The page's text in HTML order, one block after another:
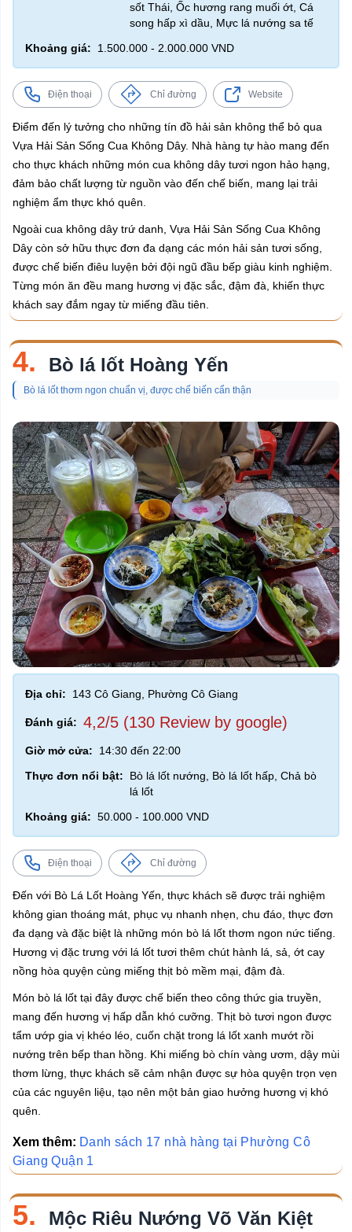
sốt Thái, Ốc hương rang muối ớt, Cá
song hấp xì dầu, Mực lá nướng sa tế
Khoảng giá:
1.500.000 - 2.000.000 VND
Điện thoại Chỉ đường Website
Điểm đến lý tưởng cho những tín đồ hải sản không thể bỏ qua
Vựa Hải Sản Sống Cua Không Dây. Nhà hàng tự hào mang đến
cho thực khách những món cua không dây tươi ngon hảo hạng,
đảm bảo chất lượng từ nguồn vào đến chế biến, mang lại trải
nghiệm ẩm thực khó quên.
Ngoài cua không dây trứ danh, Vựa Hải Sản Sống Cua Không
Dây còn sở hữu thực đơn đa dạng các món hải sản tươi sống,
được chế biến điêu luyện bởi đội ngũ đầu bếp giàu kinh nghiệm.
Từng món ăn đều mang hương vị đặc sắc, đậm đà, khiến thực
khách say đắm ngay từ miếng đầu tiên.
4. Bò lá lốt Hoàng Yến
Bò lá lốt thơm ngon chuẩn vị, được chế biến cẩn thận
Địa chỉ: 143 Cô Giang, Phường Cô Giang
Đánh giá: 4,2/5 (130 Review by google)
Giờ mở cửa:
14:30 đến 22:00
Thực đơn nổi bật:
Bò lá lốt nướng, Bò lá lốt hấp, Chả bò
lá lốt
Khoảng giá: 50.000 - 100.000 VND
Điện thoại Chỉ đường
Đến với Bò Lá Lốt Hoàng Yến, thực khách sẽ được trải nghiệm
không gian thoáng mát, phục vụ nhanh nhẹn, chu đáo, thực đơn
đa dạng và đặc biệt là những món bò lá lốt thơm ngon nức tiếng.
Hương vị đặc trưng với lá lốt tươi thêm chút hành lá, sả, ớt cay
nồng hòa quyện cùng miếng thịt bò mềm mại, đậm đà.
Món bò lá lốt tại đây được chế biến theo công thức gia truyền,
mang đến hương vị hấp dẫn khó cưỡng. Thịt bò tươi ngon được
tẩm ướp gia vị khéo léo, cuốn chặt trong lá lốt xanh mướt rồi
nướng trên bếp than hồng. Khi miếng bò chín vàng ươm, dậy mùi
thơm lừng, thực khách sẽ cảm nhận được sự hòa quyện trọn vẹn
của các nguyên liệu, tạo nên một bản giao hưởng hương vị khó
quên.
Xem thêm: Danh sách 17 nhà hàng tại Phường Cô
Giang Quận 1
5. Mộc Riêu Nướng Võ Văn Kiệt